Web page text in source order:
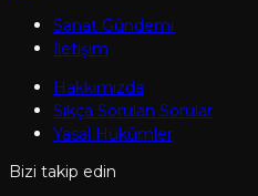
Sanat Gündemi
İletişim
Hakkımızda
Sıkça Sorulan Sorular
Yasal Hükümler
Bizi takip edin